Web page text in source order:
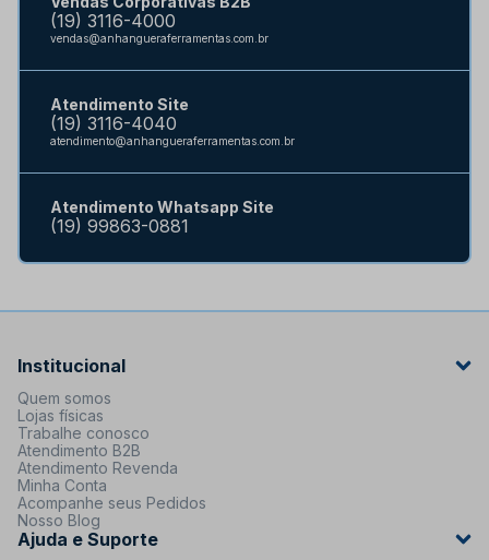
(19) 3116-4000
vendas@anhangueraferramentas.com.br
Atendimento Site
(19) 3116-4040
atendimento@anhangueraferramentas.com.br
Atendimento Whatsapp Site
(19) 99863-0881
Institucional
Quem somos
Lojas físicas
Trabalhe conosco
Atendimento B2B
Atendimento Revenda
Minha Conta
Acompanhe seus Pedidos
Nosso Blog
Ajuda e Suporte